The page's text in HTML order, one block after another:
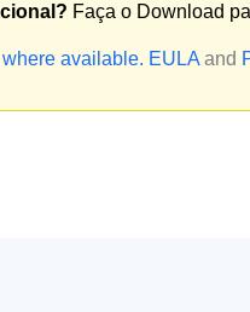
Faça o Download
available. EULA and